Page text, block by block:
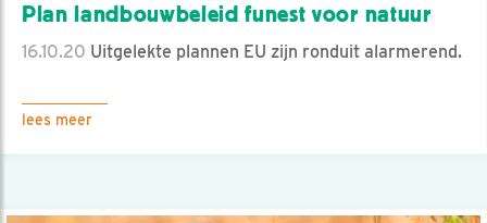
Plan landbouwbeleid funest voor natuur
16.10.20 Uitgelekte plannen EU zijn ronduit alarmerend.
lees meer